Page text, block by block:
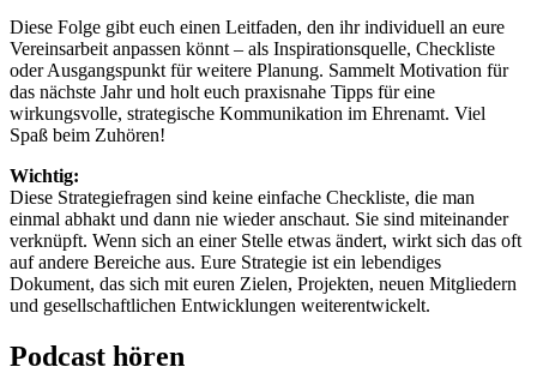
Diese Folge gibt euch einen Leitfaden, den ihr individuell an eure
Vereinsarbeit anpassen könnt – als Inspirationsquelle, Checkliste
oder Ausgangspunkt für weitere Planung. Sammelt Motivation für
das nächste Jahr und holt euch praxisnahe Tipps für eine
wirkungsvolle, strategische Kommunikation im Ehrenamt. Viel
Spaß beim Zuhören!
Wichtig:
Diese Strategiefragen sind keine einfache Checkliste, die man
einmal abhakt und dann nie wieder anschaut. Sie sind miteinander
verknüpft. Wenn sich an einer Stelle etwas ändert, wirkt sich das oft
auf andere Bereiche aus. Eure Strategie ist ein lebendiges
Dokument, das sich mit euren Zielen, Projekten, neuen Mitgliedern
und gesellschaftlichen Entwicklungen weiterentwickelt.
Podcast hören